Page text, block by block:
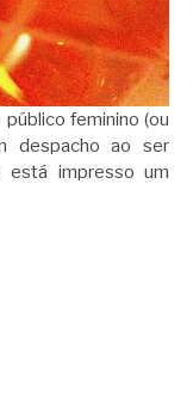
feminino (ou
despacho ao ser
está impresso um